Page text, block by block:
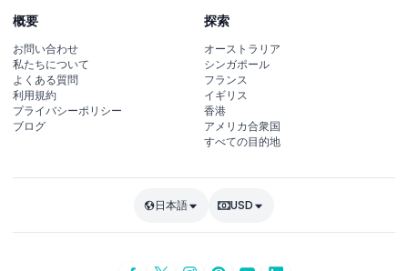
概要
お問い合わせ
私たちについて
よくある質問
利用規約
プライバシーポリシー
ブログ
探索
オーストラリア
シンガポール
フランス
イギリス
香港
アメリカ合衆国
すべての目的地
日本語 USD